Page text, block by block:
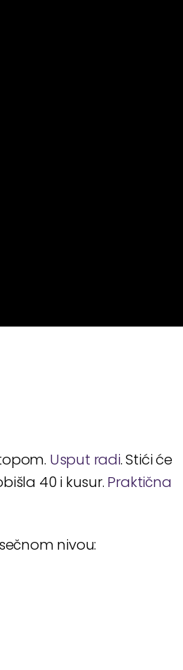
Usput radi. Stići će
40 i kusur. Praktična
nivou: